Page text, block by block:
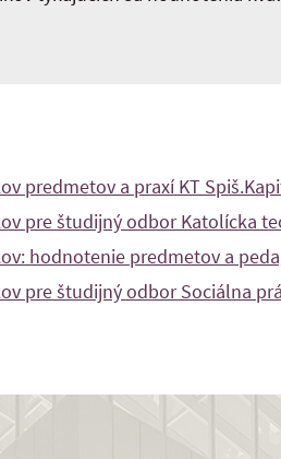
predmetov a praxí KT
pre študijný odbor Katolícka
hodnotenie predmetov a
pre študijný odbor Sociálna